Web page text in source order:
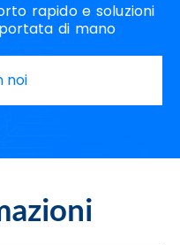
rapido e soluzioni
di mano
noi